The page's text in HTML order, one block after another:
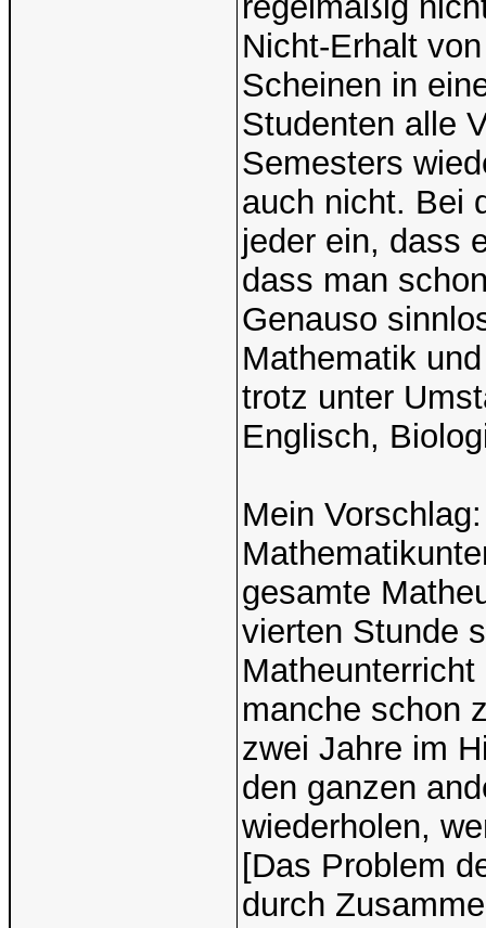
Nicht-Erhalt
Scheinen in
Studenten alle
Semesters
auch nicht. Bei
jeder ein, dass
dass man
Genauso
Mathematik
trotz unter
Englisch,
Mein
gesamte
vierten Stunde
manche schon
zwei Jahre im
den ganzen
wiederholen,
[Das Problem
durch